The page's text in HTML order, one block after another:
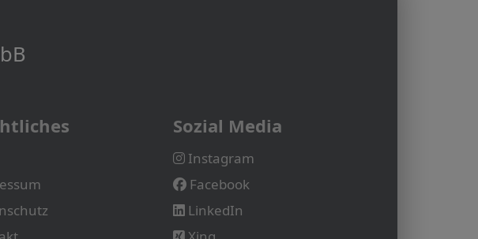
Sozial Media
Instagram
Facebook
LinkedIn